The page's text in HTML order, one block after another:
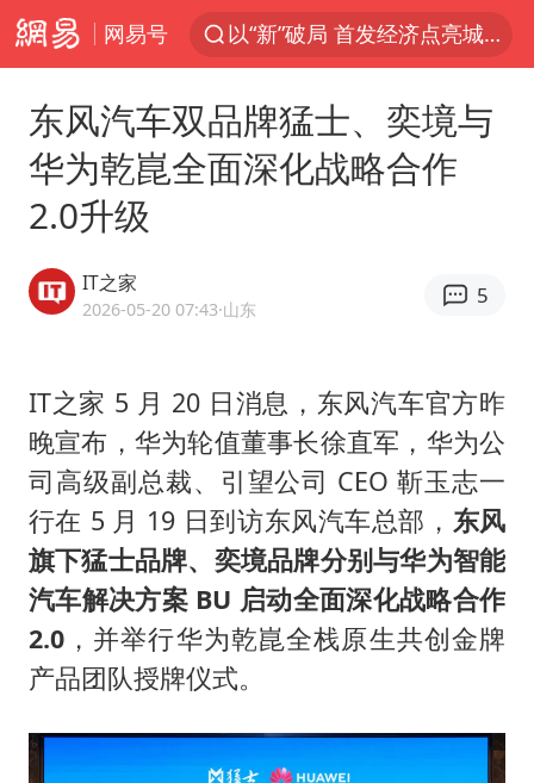
网易号
以“新”破局 首发经济点亮城市消费活力
佛得角门将亮相智利俱乐部主场
宇树科技王兴兴身家有望超200亿元
CIA被曝已秘密设立古巴工作组
法国下周开始禁止未经同意的电话营销
24小时不关空调 电费会更低吗
把党建设得更加坚强有力
村民谈“梅姨”：叫的其实是“媒姨”
中国养老床位“三连降”
郑国霖回应去景区上班被保安拦下
东风汽车双品牌猛士、奕境与
华为乾崑全面深化战略合作
2.0升级
IT之家
2026-05-20 07:43·山东
5
IT之家 5 月 20 日消息，东风汽车官方昨
晚宣布，华为轮值董事长徐直军，华为公
司高级副总裁、引望公司 CEO 靳玉志一
行在 5 月 19 日到访东风汽车总部， 东风
旗下猛士品牌、奕境品牌分别与华为智能
汽车解决方案 BU 启动全面深化战略合作
2.0，并举行华为乾崑全栈原生共创金牌
产品团队授牌仪式。